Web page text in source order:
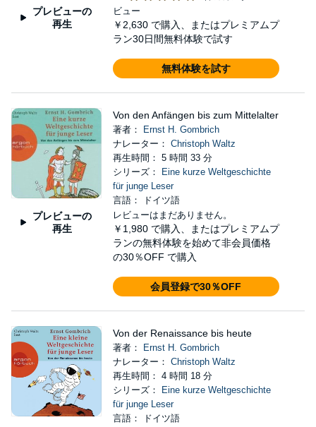
プレビューの
再生
ビュー
￥2,630 で購入、またはプレミアムプ
ラン30日間無料体験で試す
無料体験を試す
プレビューの
再生
Von den Anfängen bis zum Mittelalter
著者：
Ernst H. Gombrich
ナレーター： Christoph Waltz
再生時間： 5 時間 33 分
シリーズ：
Eine kurze Weltgeschichte
für junge Leser
言語： ドイツ語
レビューはまだありません。
￥1,980 で購入、またはプレミアムプ
ランの無料体験を始めて非会員価格
の30％OFF で購入
会員登録で30％OFF
Von der Renaissance bis heute
著者：
Ernst H. Gombrich
ナレーター： Christoph Waltz
再生時間： 4 時間 18 分
シリーズ：
Eine kurze Weltgeschichte
für junge Leser
言語： ドイツ語